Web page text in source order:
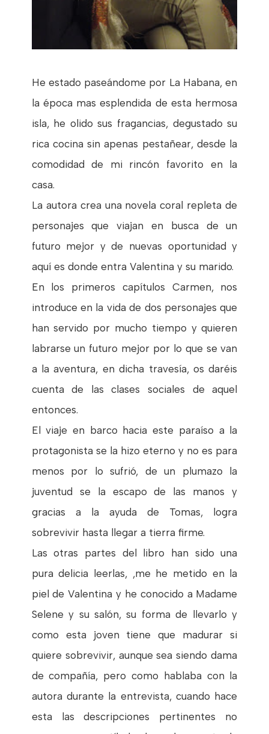
He estado paseándome por La Habana, en
la época mas esplendida de esta hermosa
isla, he olido sus fragancias, degustado su
rica cocina sin apenas pestañear, desde la
comodidad de mi rincón favorito en la
casa.
La autora crea una novela coral repleta de
personajes que viajan en busca de un
futuro mejor y de nuevas oportunidad y
aquí es donde entra Valentina y su marido.
En los primeros capítulos Carmen, nos
introduce en la vida de dos personajes que
han servido por mucho tiempo y quieren
labrarse un futuro mejor por lo que se van
a la aventura, en dicha travesía, os daréis
cuenta de las clases sociales de aquel
entonces.
El viaje en barco hacia este paraíso a la
protagonista se la hizo eterno y no es para
menos por lo sufrió, de un plumazo la
juventud se la escapo de las manos y
gracias a la ayuda de Tomas, logra
sobrevivir hasta llegar a tierra firme.
Las otras partes del libro han sido una
pura delicia leerlas, ,me he metido en la
piel de Valentina y he conocido a Madame
Selene y su salón, su forma de llevarlo y
como esta joven tiene que madurar si
quiere sobrevivir, aunque sea siendo dama
de compañía, pero como hablaba con la
autora durante la entrevista, cuando hace
esta las descripciones pertinentes no